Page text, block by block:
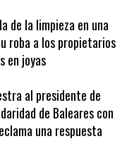
de la limpieza en una
roba a los propietarios
en joyas
al presidente de
de Baleares con
una respuesta